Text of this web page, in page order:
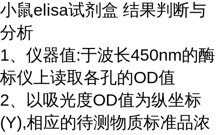
小鼠elisa试剂盒 结果判断与
分析
1、仪器值:于波长450nm的酶
标仪上读取各孔的OD值
2、以吸光度OD值为纵坐标
(Y),相应的待测物质标准品浓